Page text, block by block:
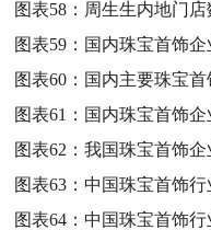
图表58： 周生生内地门店
图表59： 国内珠宝首饰
图表60： 国内主要珠宝
图表61： 国内珠宝首饰
图表62：我国珠宝首饰
图表63：中国珠宝首饰
图表64：中国珠宝首饰